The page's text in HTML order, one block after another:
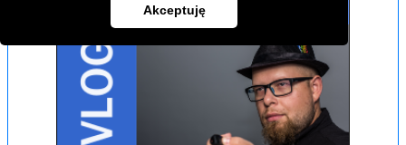
Akceptuję